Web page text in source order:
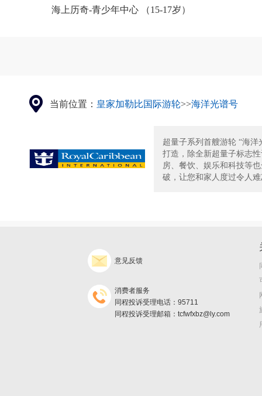
海上历奇-青少年中心 （15-17岁）
当前位置： 皇家加勒比国际游轮>>海洋光谱号
超量子系列首艘游轮 “海洋
打造，除全新超量子标志
房、餐饮、娱乐和科技等
破，让您和家人度过令人
意见反馈
消费者服务
同程投诉受理电话：95711
同程投诉受理邮箱：tcfwfxbz@ly.com